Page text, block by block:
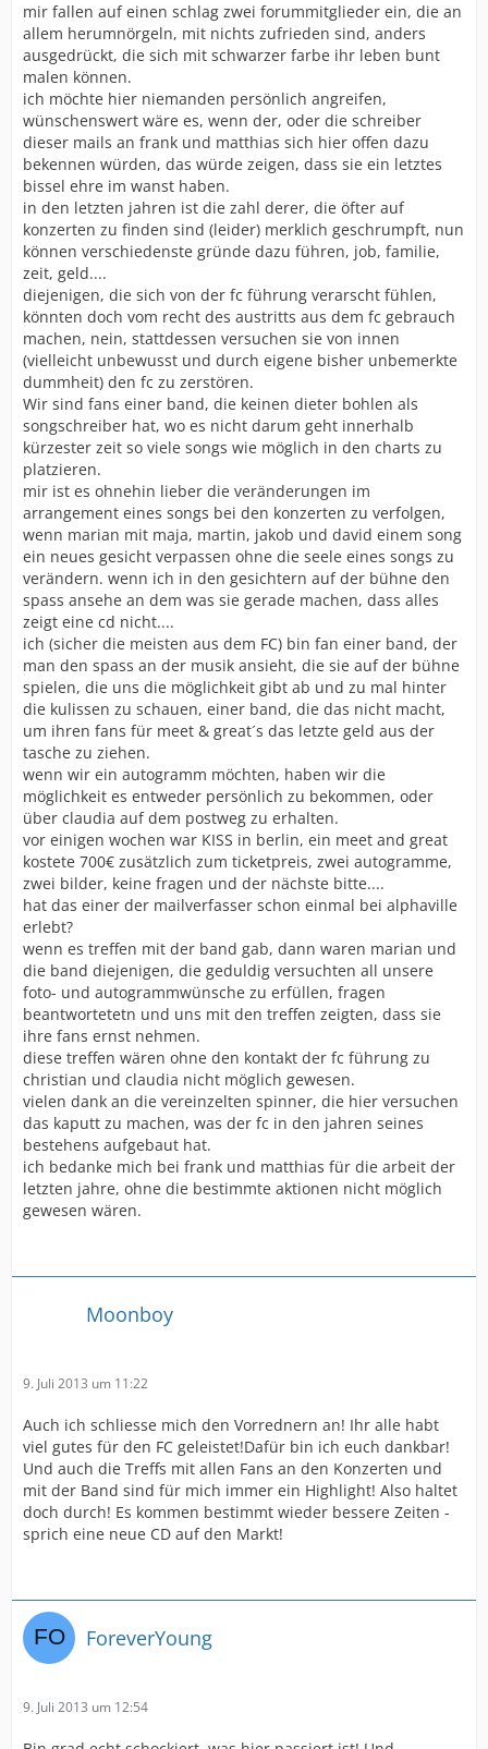
mir fallen auf einen schlag zwei forummitglieder ein, die an
allem herumnörgeln, mit nichts zufrieden sind, anders
ausgedrückt, die sich mit schwarzer farbe ihr leben bunt
malen können.
ich möchte hier niemanden persönlich angreifen,
wünschenswert wäre es, wenn der, oder die schreiber
dieser mails an frank und matthias sich hier offen dazu
bekennen würden, das würde zeigen, dass sie ein letztes
bissel ehre im wanst haben.
in den letzten jahren ist die zahl derer, die öfter auf
konzerten zu finden sind (leider) merklich geschrumpft, nun
können verschiedenste gründe dazu führen, job, familie,
zeit, geld....
diejenigen, die sich von der fc führung verarscht fühlen,
könnten doch vom recht des austritts aus dem fc gebrauch
machen, nein, stattdessen versuchen sie von innen
(vielleicht unbewusst und durch eigene bisher unbemerkte
dummheit) den fc zu zerstören.
Wir sind fans einer band, die keinen dieter bohlen als
songschreiber hat, wo es nicht darum geht innerhalb
kürzester zeit so viele songs wie möglich in den charts zu
platzieren.
mir ist es ohnehin lieber die veränderungen im
arrangement eines songs bei den konzerten zu verfolgen,
wenn marian mit maja, martin, jakob und david einem song
ein neues gesicht verpassen ohne die seele eines songs zu
verändern. wenn ich in den gesichtern auf der bühne den
spass ansehe an dem was sie gerade machen, dass alles
zeigt eine cd nicht....
ich (sicher die meisten aus dem FC) bin fan einer band, der
man den spass an der musik ansieht, die sie auf der bühne
spielen, die uns die möglichkeit gibt ab und zu mal hinter
die kulissen zu schauen, einer band, die das nicht macht,
um ihren fans für meet & great´s das letzte geld aus der
tasche zu ziehen.
wenn wir ein autogramm möchten, haben wir die
möglichkeit es entweder persönlich zu bekommen, oder
über claudia auf dem postweg zu erhalten.
vor einigen wochen war KISS in berlin, ein meet and great
kostete 700€ zusätzlich zum ticketpreis, zwei autogramme,
zwei bilder, keine fragen und der nächste bitte....
hat das einer der mailverfasser schon einmal bei alphaville
erlebt?
wenn es treffen mit der band gab, dann waren marian und
die band diejenigen, die geduldig versuchten all unsere
foto- und autogrammwünsche zu erfüllen, fragen
beantwortetetn und uns mit den treffen zeigten, dass sie
ihre fans ernst nehmen.
diese treffen wären ohne den kontakt der fc führung zu
christian und claudia nicht möglich gewesen.
vielen dank an die vereinzelten spinner, die hier versuchen
das kaputt zu machen, was der fc in den jahren seines
bestehens aufgebaut hat.
ich bedanke mich bei frank und matthias für die arbeit der
letzten jahre, ohne die bestimmte aktionen nicht möglich
gewesen wären.
Moonboy
9. Juli 2013 um 11:22
Auch ich schliesse mich den Vorrednern an! Ihr alle habt
viel gutes für den FC geleistet!Dafür bin ich euch dankbar!
Und auch die Treffs mit allen Fans an den Konzerten und
mit der Band sind für mich immer ein Highlight! Also haltet
doch durch! Es kommen bestimmt wieder bessere Zeiten -
sprich eine neue CD auf den Markt!
ForeverYoung
9. Juli 2013 um 12:54